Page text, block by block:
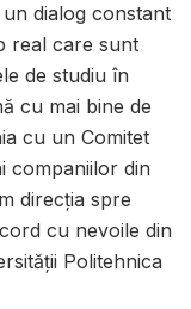
un dialog constant
real care sunt
de studiu în
cu mai bine de
cu un Comitet
companiilor din
direcția spre
cu nevoile din
Politehnica